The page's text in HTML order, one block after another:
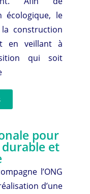
écologique, le
construction
en veillant à
qui soit
pour
et
l’ONG
d’une